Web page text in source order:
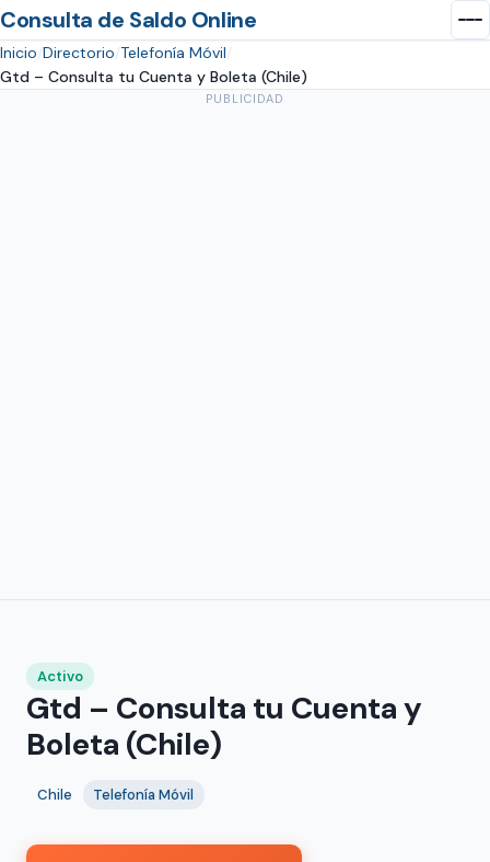
Consulta de Saldo Online
Inicio Directorio Telefonía Móvil
Gtd – Consulta tu Cuenta y Boleta (Chile)
PUBLICIDAD
Activo
Gtd – Consulta tu Cuenta y
Boleta (Chile)
Chile Telefonía Móvil